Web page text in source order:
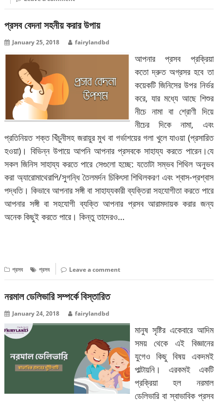
প্রসব বেদনা সহনীয় করার উপায়
January 25, 2018 fairylandbd
আপনার প্রসব প্রক্রিয়া
কতো দ্রুত অগ্রসর হবে তা
কয়েকটি জিনিসের উপর নির্ভর
করে, যার মধ্যে আছে শিশুর
নীচে নামা বা শ্রোণী দিয়ে
নীচের দিকে নামা, এবং
প্রতিনিয়ত শক্ত খিঁচুনীসহ জরায়ুর মুখ বা গর্ভাশয়ের গলা খুলে যাওয়া (প্রসারিত
হওয়া)। বিভিন্ন উপায়ে আপনি আপনার প্রসবকে সাহায্য করতে পারেন।যে
সকল জিনিস সাহায্য করতে পারে সেগুলো হচ্ছে: যতোটা সম্ভব শিথিল অনুভব
করা অ্যারোমাথেরাপি/সুগন্ধি তৈলমর্দন চিকিৎসা শিথিলকরণ এবং শ্বাস-প্রশ্বাস
পদ্ধতি। কিভাবে আপনার সঙ্গী বা সাহায্যকারী ব্যক্তিরা সহযোগীতা করতে পারে
আপনার সঙ্গী বা সহযোগী ব্যক্তি আপনার প্রসব আরামদায়ক করার জন্য
অনেক কিছুই করতে পারে। কিন্তু তাদেরও…
প্রসব প্রসব Leave a comment
নরমাল ডেলিভারি সম্পর্কে বিস্তারিত
January 24, 2018 fairylandbd
মানুষ সৃষ্টির একেবারে আদিম
সময় থেকে এই বিজ্ঞানের
যুগেও কিছু বিষয় একদমই
পাল্টায়নি। এরকমই একটি
প্রক্রিয়া হল নরমাল
ডেলিভারি বা স্বাভাবিক প্রসব